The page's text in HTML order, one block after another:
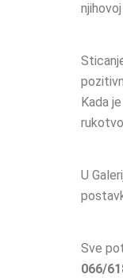
Kada
U
Sve
066/